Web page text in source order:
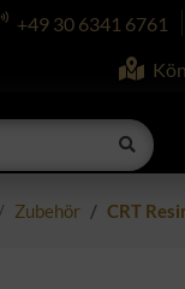
+49 30 6341 6761
Zubehör CRT